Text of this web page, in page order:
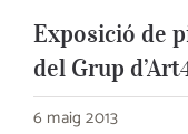
Exposició de
del Grup
6 maig 2013